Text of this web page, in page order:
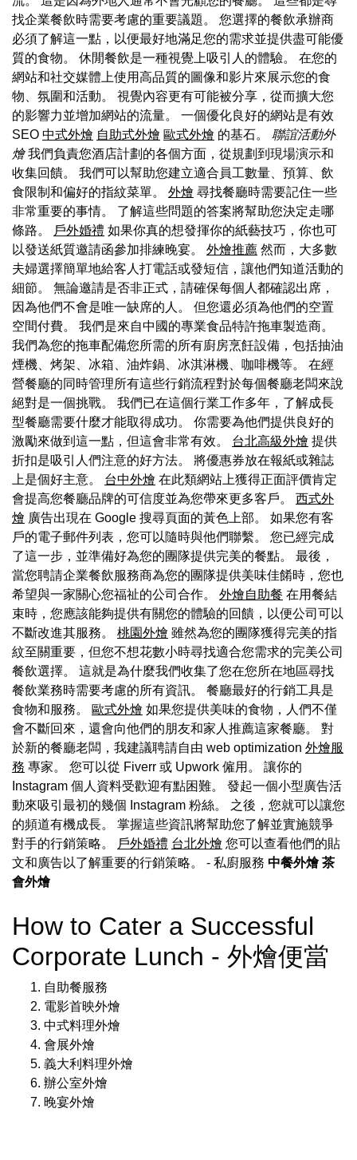
找企業餐飲時需要考慮的重要議題。 您選擇的餐飲承辦商
必須了解這一點，以便最好地滿足您的需求並提供盡可能優
質的食物。 休閒餐飲是一種視覺上吸引人的體驗。 在您的
網站和社交媒體上使用高品質的圖像和影片來展示您的食
物、氛圍和活動。 視覺內容更有可能被分享，從而擴大您
的影響力並增加網站的流量。 一個優化良好的網站是有效
SEO 中式外燴 自助式外燴 歐式外燴 的基石。 聯誼活動外
燴我們負責您酒店計劃的各個方面，從規劃到現場演示和
收集回饋。 我們可以幫助您建立適合員工數量、預算、飲
食限制和偏好的指紋菜單。 外燴 尋找餐廳時需要記住一些
非常重要的事情。 了解這些問題的答案將幫助您決定走哪
條路。
戶外婚禮 如果你真的想發揮你的紙藝技巧，你也可
以發送紙質邀請函參加排練晚宴。 外燴推薦 然而，大多數
夫婦選擇簡單地給客人打電話或發短信，讓他們知道活動的
細節。 無論邀請是否非正式，請確保每個人都確認出席，
因為他們不會是唯一缺席的人。 但您還必須為他們的空置
空間付費。 我們是來自中國的專業食品特許拖車製造商。
我們為您的拖車配備您所需的所有廚房烹飪設備，包括抽油
煙機、烤架、冰箱、油炸鍋、冰淇淋機、咖啡機等。 在經
營餐廳的同時管理所有這些行銷流程對於每個餐廳老闆來說
絕對是一個挑戰。 我們已在這個行業工作多年，了解成長
型餐廳需要什麼才能取得成功。 你需要為他們提供良好的
激勵來做到這一點，但這會非常有效。 台北高級外燴 提供
折扣是吸引人們注意的好方法。 將優惠券放在報紙或雜誌
上是個好主意。 台中外燴 在此類網站上獲得正面評價肯定
會提高您餐廳品牌的可信度並為您帶來更多客戶。 西式外
燴 廣告出現在 Google 搜尋頁面的黃色上部。 如果您有客
戶的電子郵件列表，您可以隨時與他們聯繫。 您已經完成
了這一步，並準備好為您的團隊提供完美的餐點。 最後，
當您聘請企業餐飲服務商為您的團隊提供美味佳餚時，您也
希望與一家關心您福祉的公司合作。 外燴自助餐 在用餐結
束時，您應該能夠提供有關您的體驗的回饋，以便公司可以
不斷改進其服務。 桃園外燴 雖然為您的團隊獲得完美的指
紋至關重要，但您不想花數小時尋找適合您需求的完美公司
餐飲選擇。 這就是為什麼我們收集了您在您所在地區尋找
餐飲業務時需要考慮的所有資訊。 餐廳最好的行銷工具是
食物和服務。
歐式外燴 如果您提供美味的食物，人們不僅
會不斷回來，還會向他們的朋友和家人推薦這家餐廳。 對
於新的餐廳老闆，我建議聘請自由 web optimization 外燴服
務 專家。 您可以從 Fiverr 或 Upwork 僱用。 讓你的
Instagram 個人資料受歡迎有點困難。 發起一個小型廣告活
動來吸引最初的幾個 Instagram 粉絲。 之後，您就可以讓您
的頻道有機成長。 掌握這些資訊將幫助您了解並實施競爭
對手的行銷策略。
戶外婚禮 台北外燴 您可以查看他們的貼
文和廣告以了解重要的行銷策略。 - 私廚服務 中餐外燴 茶
會外燴
How to Cater a Successful
Corporate Lunch - 外燴便當
自助餐服務
電影首映外燴
中式料理外燴
會展外燴
義大利料理外燴
辦公室外燴
晚宴外燴